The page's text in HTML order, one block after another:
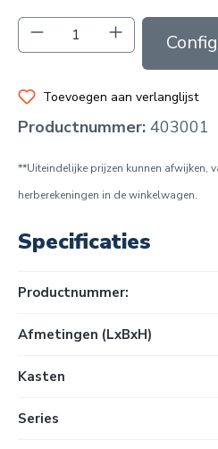
Producthoeveelheid:
In
Toevoegen aan verlanglijst
Productnummer: 403001
**Uiteindelijke prijzen kunnen afwijken,
herberekeningen in de winkelwagen.
Specificaties
Productnummer:
Afmetingen (LxBxH)
Kasten
Series